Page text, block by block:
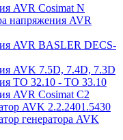
AVR Cosimat N
напряжения AVR
AVR BASLER DECS-
AVK 7.5D, 7.4D, 7.3D
TO 32.10 - TO 33.10
AVR Cosimat C2
AVK 2.2.2401.5430
генератора AVK